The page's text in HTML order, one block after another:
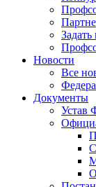
Задать
Новости
Все
Документы